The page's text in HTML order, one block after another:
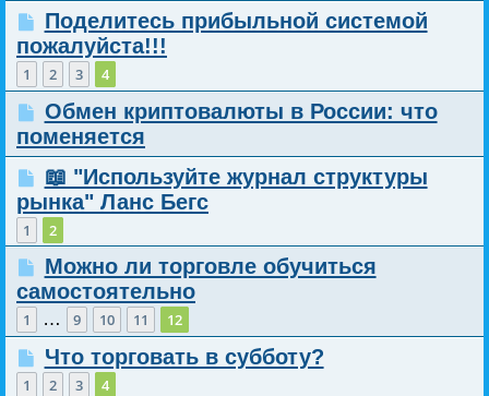
Поделитесь прибыльной системой
пожалуйста!!!
1 2 3 4
Обмен криптовалюты в России: что
поменяется
📖 "Используйте журнал структуры
рынка" Ланс Бегс
1 2
Можно ли торговле обучиться
самостоятельно
1 … 9 10 11 12
Что торговать в субботу?
1 2 3 4